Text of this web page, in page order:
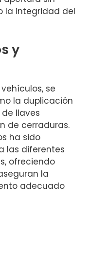
la integridad del
y
se
la duplicación
llaves
de cerraduras.
ha sido
las diferentes
ofreciendo
la
adecuado